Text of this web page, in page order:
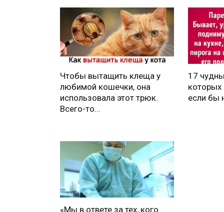
Чтобы вытащить клеща у
любимой кошечки, она
использовала этот трюк.
Всего-то...
17
которых
если бы
«Мы в ответе за тех, кого